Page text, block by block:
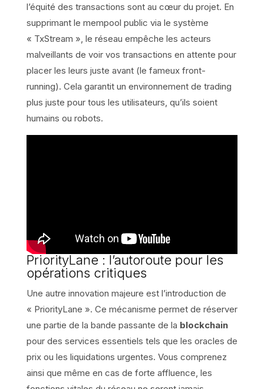
l’équité des transactions sont au cœur du projet. En
supprimant le mempool public via le système
« TxStream », le réseau empêche les acteurs
malveillants de voir vos transactions en attente pour
placer les leurs juste avant (le fameux front-
running). Cela garantit un environnement de trading
plus juste pour tous les utilisateurs, qu’ils soient
humains ou robots.
PriorityLane : l’autoroute pour les
opérations critiques
Une autre innovation majeure est l’introduction de
« PriorityLane ». Ce mécanisme permet de réserver
une partie de la bande passante de la blockchain
pour des services essentiels tels que les oracles de
prix ou les liquidations urgentes. Vous comprenez
ainsi que même en cas de forte affluence, les